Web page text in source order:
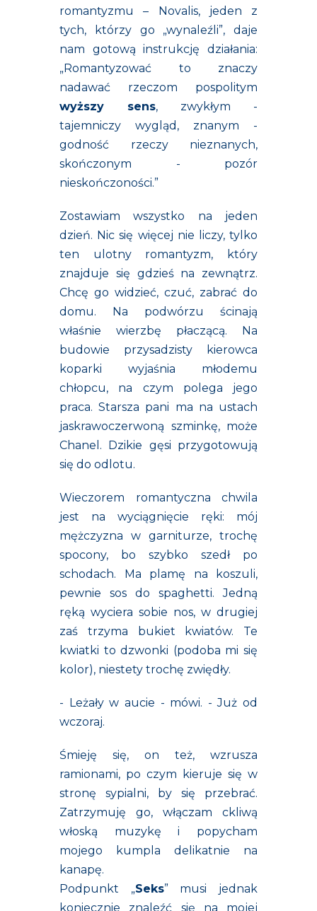
romantyzmu – Novalis, jeden z
tych, którzy go „wynaleźli”, daje
nam gotową instrukcję działania:
„Romantyzować to znaczy
nadawać rzeczom pospolitym
wyższy sens, zwykłym -
tajemniczy wygląd, znanym -
godność rzeczy nieznanych,
skończonym - pozór
nieskończoności.”
Zostawiam wszystko na jeden
dzień. Nic się więcej nie liczy, tylko
ten ulotny romantyzm, który
znajduje się gdzieś na zewnątrz.
Chcę go widzieć, czuć, zabrać do
domu. Na podwórzu ścinają
właśnie wierzbę płaczącą. Na
budowie przysadzisty kierowca
koparki wyjaśnia młodemu
chłopcu, na czym polega jego
praca. Starsza pani ma na ustach
jaskrawoczerwoną szminkę, może
Chanel. Dzikie gęsi przygotowują
się do odlotu.
Wieczorem romantyczna chwila
jest na wyciągnięcie ręki: mój
mężczyzna w garniturze, trochę
spocony, bo szybko szedł po
schodach. Ma plamę na koszuli,
pewnie sos do spaghetti. Jedną
ręką wyciera sobie nos, w drugiej
zaś trzyma bukiet kwiatów. Te
kwiatki to dzwonki (podoba mi się
kolor), niestety trochę zwiędły.
- Leżały w aucie - mówi. - Już od
wczoraj.
Śmieję się, on też, wzrusza
ramionami, po czym kieruje się w
stronę sypialni, by się przebrać.
Zatrzymuję go, włączam ckliwą
włoską muzykę i popycham
mojego kumpla delikatnie na
kanapę.
Podpunkt „Seks” musi jednak
koniecznie znaleźć się na mojej